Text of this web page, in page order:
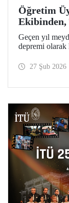
Öğretim
Ekibinden,
Depremi
Geçen yıl
depremi olarak
iş birliğiyle ilk
27 Şub 2026